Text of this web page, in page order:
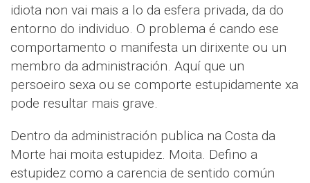
idiota non vai mais a lo da esfera privada, da do
entorno do individuo. O problema é cando ese
comportamento o manifesta un dirixente ou un
membro da administración. Aquí que un
persoeiro sexa ou se comporte estupidamente xa
pode resultar mais grave.
Dentro da administración publica na Costa da
Morte hai moita estupidez. Moita. Defino a
estupidez como a carencia de sentido común